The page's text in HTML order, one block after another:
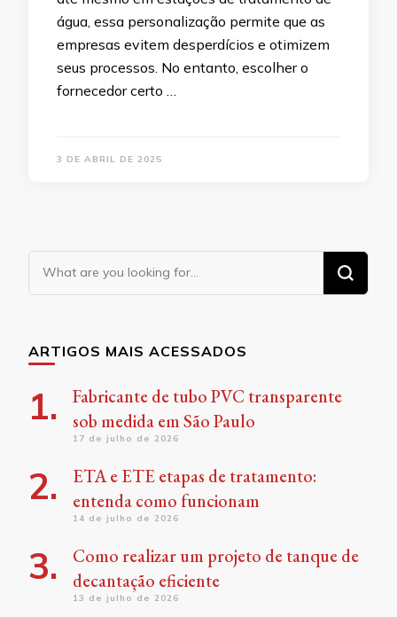
água, essa personalização permite que as
empresas evitem desperdícios e otimizem
seus processos. No entanto, escolher o
fornecedor certo …
3 DE ABRIL DE 2025
Looking
for
ARTIGOS MAIS ACESSADOS
Fabricante de tubo PVC transparente
sob medida em São Paulo
17 de julho de 2026
ETA e ETE etapas de tratamento:
entenda como funcionam
14 de julho de 2026
Como realizar um projeto de tanque de
decantação eficiente
13 de julho de 2026